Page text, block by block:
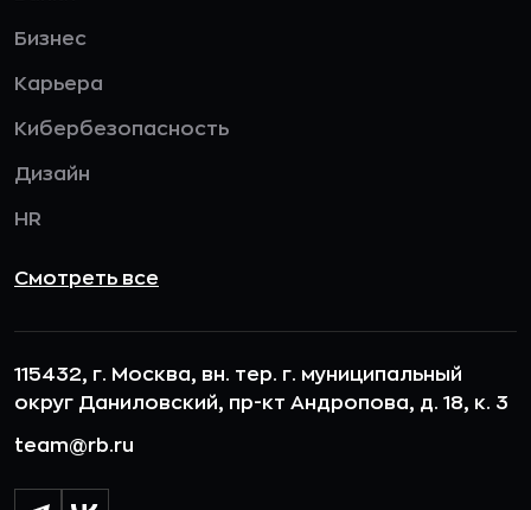
Бизнес
Карьера
Кибербезопасность
Дизайн
HR
Смотреть все
115432, г. Москва, вн. тер. г. муниципальный
округ Даниловский, пр-кт Андропова, д. 18, к. 3
team@rb.ru